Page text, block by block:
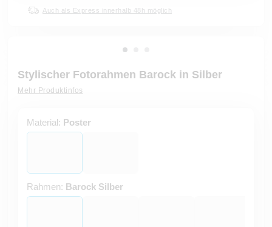
Auch als Express innerhalb 48h möglich
Stylischer Fotorahmen Barock in Silber
Mehr Produktinfos
Material: Poster
Rahmen: Barock Silber